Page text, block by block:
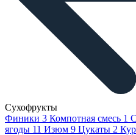
Сухофрукты
Финики 3 Компотная смесь 1
ягоды 11 Изюм 9 Цукаты 2